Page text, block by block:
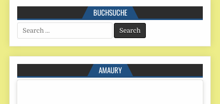
BUCHSUCHE
Search
for:
AMAURY